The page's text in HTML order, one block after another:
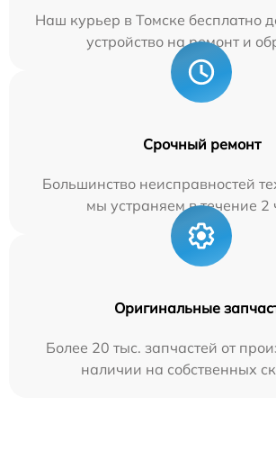
Наш курьер в Томске бесплатно
устройство на ремонт и
Срочный ремонт
Большинство неисправностей
мы устраняем в течение 2
Оригинальные
Более 20 тыс. запчастей от
наличии на собственных